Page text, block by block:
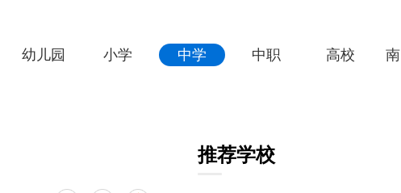
幼儿园 小学 中学 中职 高校
推荐学校